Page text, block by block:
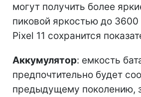
могут получить более
пиковой яркостью до 3600
Pixel 11 сохранится
Аккумулятор: емкость
предпочтительно будет
предыдущему поколению,